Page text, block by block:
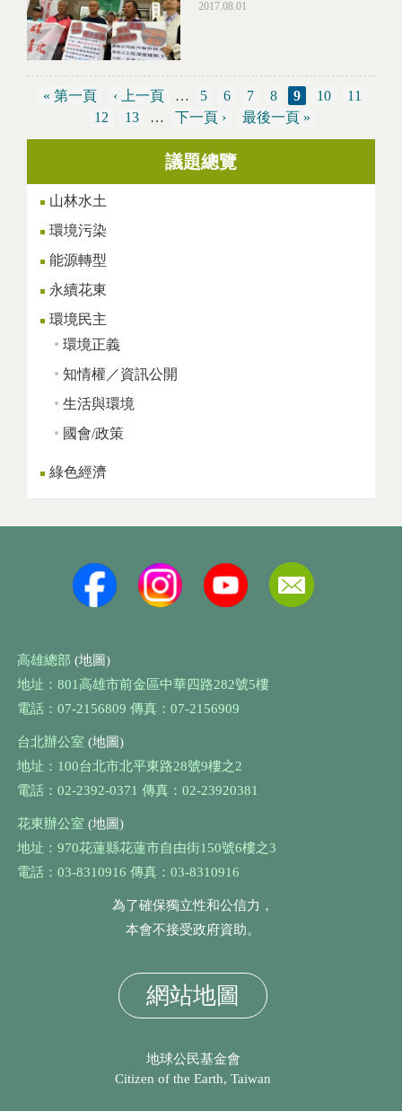
2017.08.01
« 第一頁 ‹ 上一頁 … 5 6 7 8 9 10
11
12
13 … 下一頁 › 最後一頁 »
議題總覽
山林水土
環境污染
能源轉型
永續花東
環境民主
環境正義
知情權／資訊公開
生活與環境
國會/政策
綠色經濟
高雄總部 (地圖)
地址：801高雄市前金區中華四路282號5樓
電話：07-2156809 傳真：07-2156909
台北辦公室 (地圖)
地址：100台北市北平東路28號9樓之2
電話：02-2392-0371 傳真：02-23920381
花東辦公室 (地圖)
地址：970花蓮縣花蓮市自由街150號6樓之3
電話：03-8310916 傳真：03-8310916
為了確保獨立性和公信力，
本會不接受政府資助。
網站地圖
地球公民基金會
Citizen of the Earth, Taiwan